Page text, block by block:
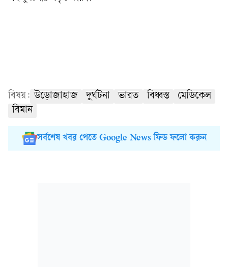
বিষয়: উড়োজাহাজ দুর্ঘটনা ভারত বিধ্বস্ত
মেডিকেল
বিমান
সর্বশেষ খবর পেতে Google News ফিড ফলো করুন